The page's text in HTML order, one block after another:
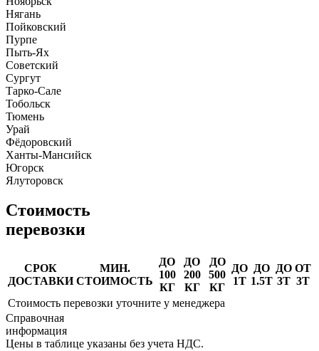
Нягань
Пойковский
Пурпе
Пыть-Ях
Советский
Сургут
Тарко-Сале
Тобольск
Тюмень
Урай
Фёдоровский
Ханты-Мансийск
Югорск
Ялуторовск
Стоимость
перевозки
СРОК
ДОСТАВКИ
МИН.
СТОИМОСТЬ
ДО
100
КГ
ДО
200
КГ
ДО
500
КГ
ДО
1Т
ДО
1.5Т
ДО
3Т
ОТ
3Т
Стоимость перевозки уточните у менеджера
Справочная
информация
Цены в таблице указаны без учета НДС.